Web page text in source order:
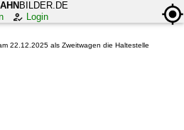
BILDER.DE
Login
22.12.2025 als Zweitwagen die Haltestelle